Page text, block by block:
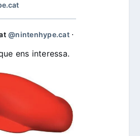
@nintenhype.cat⋅
ens interessa.